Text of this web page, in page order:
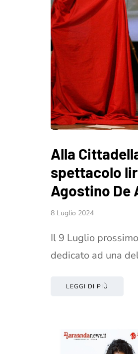
Alla
spettacolo
Agostino De
8 Luglio 2024
Il 9 Luglio
dedicato ad una
LEGGI DI PIÙ